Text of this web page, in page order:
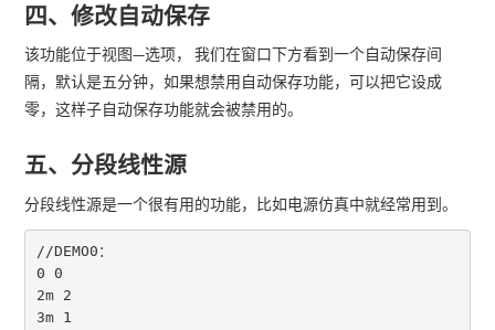
四、修改自动保存
该功能位于视图—选项， 我们在窗口下方看到一个自动保存间
隔，默认是五分钟，如果想禁用自动保存功能，可以把它设成
零，这样子自动保存功能就会被禁用的。
五、分段线性源
分段线性源是一个很有用的功能，比如电源仿真中就经常用到。
//DEMO0：
0 0
2m 2
3m 1